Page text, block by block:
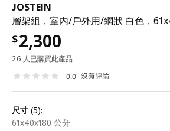
JOSTEIN
層架組，室內/戶外用/網狀 白色，
$2,300
26 人已購買此產品
0.0 沒有評論
尺寸 (5):
61x40x180 公分